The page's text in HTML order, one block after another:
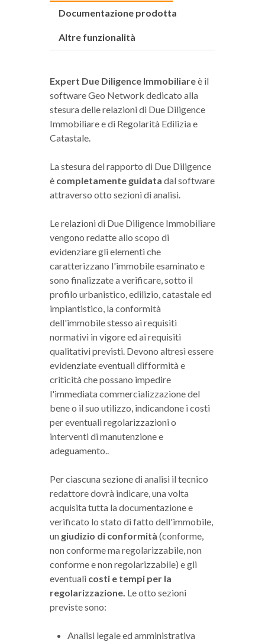
Documentazione prodotta
Altre funzionalità
Expert Due Diligence Immobiliareè il
software Geo Network dedicato alla
stesura delle relazioni di Due Diligence
Immobiliare e di Regolarità Edilizia e
Catastale.
La stesura del rapporto di Due Diligence
è completamente guidata dal software
attraverso otto sezioni di analisi.
Le relazioni di Due Diligence Immobiliare
vengono redatte allo scopo di
evidenziare gli elementi che
caratterizzano l'immobile esaminato e
sono finalizzate a verificare, sotto il
profilo urbanistico, edilizio, catastale ed
impiantistico, la conformità
dell'immobile stesso ai requisiti
normativi in vigore ed ai requisiti
qualitativi previsti. Devono altresì essere
evidenziate eventuali difformità e
criticità che possano impedire
l'immediata commercializzazione del
bene o il suo utilizzo, indicandone i costi
per eventuali regolarizzazioni o
interventi di manutenzione e
adeguamento..
Per ciascuna sezione di analisi il tecnico
redattore dovrà indicare, una volta
acquisita tutta la documentazione e
verificato lo stato di fatto dell'immobile,
un giudizio di conformità (conforme,
non conforme ma regolarizzabile, non
conforme e non regolarizzabile) e gli
eventuali costi e tempi per la
regolarizzazione. Le otto sezioni
previste sono:
Analisi legale ed amministrativa